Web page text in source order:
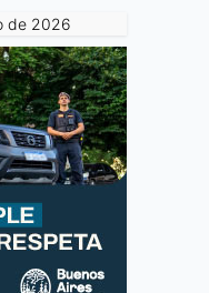
de 2026